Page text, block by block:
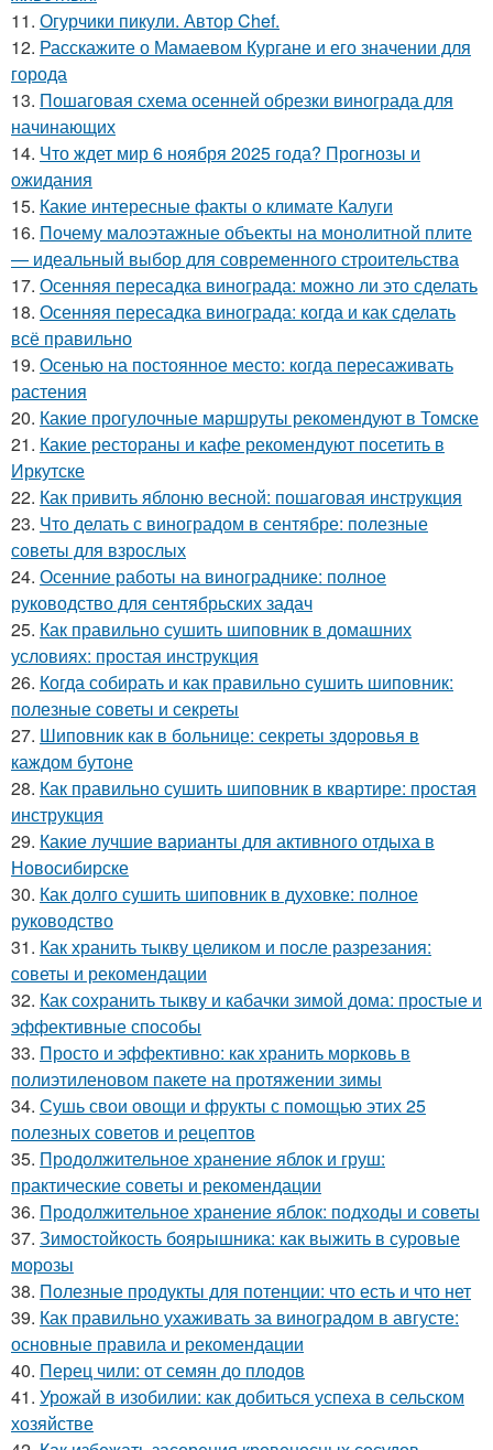
11. Огурчики пикули. Автор Chef.
12. Расскажите о Мамаевом Кургане и его значении для
города
13. Пошаговая схема осенней обрезки винограда для
начинающих
14. Что ждет мир 6 ноября 2025 года? Прогнозы и
ожидания
15. Какие интересные факты о климате Калуги
16. Почему малоэтажные объекты на монолитной плите
— идеальный выбор для современного строительства
17. Осенняя пересадка винограда: можно ли это сделать
18. Осенняя пересадка винограда: когда и как сделать
всё правильно
19. Осенью на постоянное место: когда пересаживать
растения
20. Какие прогулочные маршруты рекомендуют в Томске
21. Какие рестораны и кафе рекомендуют посетить в
Иркутске
22. Как привить яблоню весной: пошаговая инструкция
23. Что делать с виноградом в сентябре: полезные
советы для взрослых
24. Осенние работы на винограднике: полное
руководство для сентябрьских задач
25. Как правильно сушить шиповник в домашних
условиях: простая инструкция
26. Когда собирать и как правильно сушить шиповник:
полезные советы и секреты
27. Шиповник как в больнице: секреты здоровья в
каждом бутоне
28. Как правильно сушить шиповник в квартире: простая
инструкция
29. Какие лучшие варианты для активного отдыха в
Новосибирске
30. Как долго сушить шиповник в духовке: полное
руководство
31. Как хранить тыкву целиком и после разрезания:
советы и рекомендации
32. Как сохранить тыкву и кабачки зимой дома: простые и
эффективные способы
33. Просто и эффективно: как хранить морковь в
полиэтиленовом пакете на протяжении зимы
34. Сушь свои овощи и фрукты с помощью этих 25
полезных советов и рецептов
35. Продолжительное хранение яблок и груш:
практические советы и рекомендации
36. Продолжительное хранение яблок: подходы и советы
37. Зимостойкость боярышника: как выжить в суровые
морозы
38. Полезные продукты для потенции: что есть и что нет
39. Как правильно ухаживать за виноградом в августе:
основные правила и рекомендации
40. Перец чили: от семян до плодов
41. Урожай в изобилии: как добиться успеха в сельском
хозяйстве